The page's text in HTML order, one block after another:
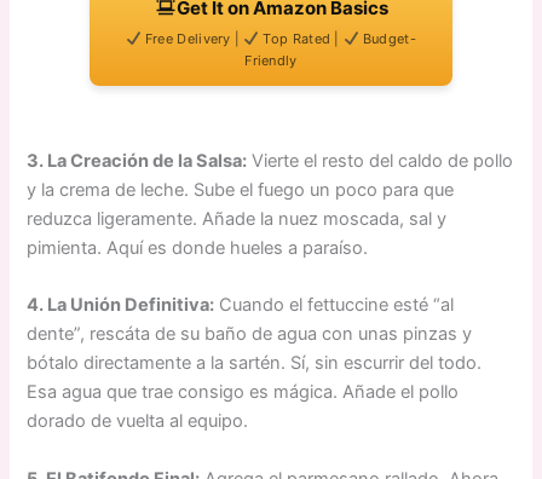
Get It on Amazon Basics
Free Delivery | Top Rated |
Budget-
Friendly
3. La Creación de la Salsa: Vierte el resto del caldo de pollo
y la crema de leche. Sube el fuego un poco para que
reduzca ligeramente. Añade la nuez moscada, sal y
pimienta. Aquí es donde hueles a paraíso.
4. La Unión Definitiva: Cuando el fettuccine esté “al
dente”, rescáta de su baño de agua con unas pinzas y
bótalo directamente a la sartén. Sí, sin escurrir del todo.
Esa agua que trae consigo es mágica. Añade el pollo
dorado de vuelta al equipo.